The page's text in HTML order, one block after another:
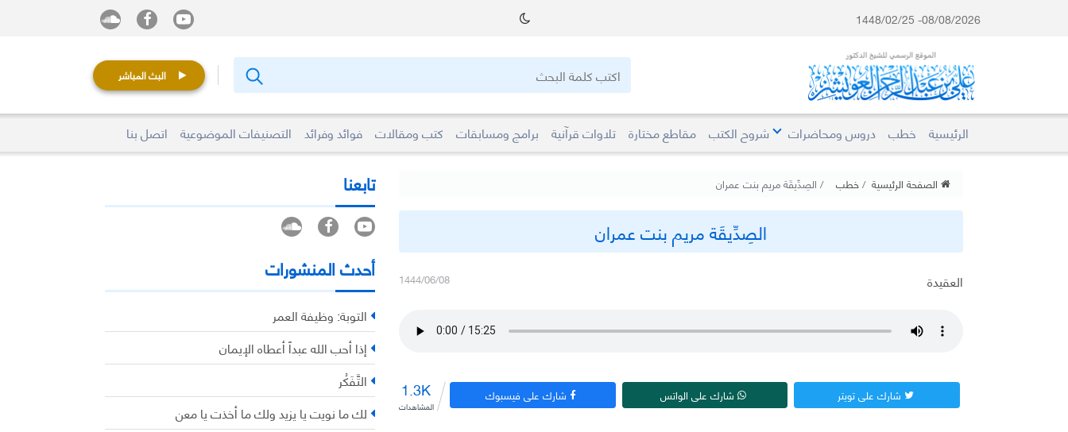
08/08/2026- 1448/02/25
البث المباشر
الرئيسية خطب دروس ومحاضرات شروح الكتب مقاطع مختارة تلاوات قرآنية برامج ومسابقات كتب ومقالات فوائد وفرائد التصنيفات الموضوعية اتصل بنا
الصفحة الرئيسية خطب الصِدِّيقَة مريم بنت عمران
الصِدِّيقَة مريم بنت عمران
1444/06/08 العقيدة
شارك على تويتر شارك على الواتس شارك على فيسبوك 1.3K
المشاهدات
تابعنا
أحدث المنشورات
التوبة: وظيفة العمر
إذا أحب الله عبداً أعطاه الإيمان
التَّفَكُر
لك ما نويت يا يزيد ولك ما أخذت يا معن